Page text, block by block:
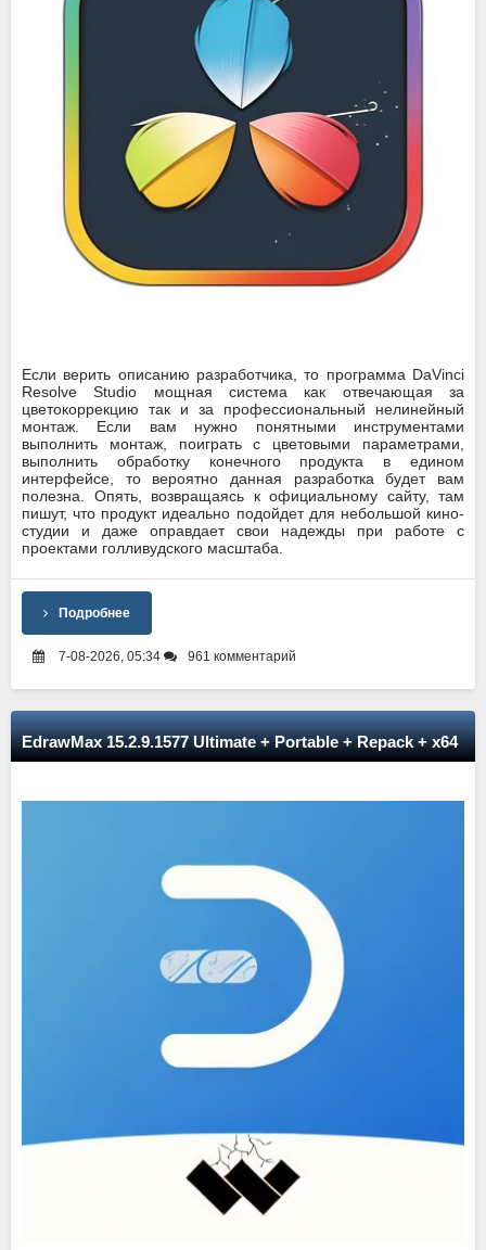
Если верить описанию разработчика, то программа DaVinci
Resolve Studio мощная система как отвечающая за
цветокоррекцию так и за профессиональный нелинейный
монтаж. Если вам нужно понятными инструментами
выполнить монтаж, поиграть с цветовыми параметрами,
выполнить обработку конечного продукта в едином
интерфейсе, то вероятно данная разработка будет вам
полезна. Опять, возвращаясь к официальному сайту, там
пишут, что продукт идеально подойдет для небольшой кино-
студии и даже оправдает свои надежды при работе с
проектами голливудского масштаба.
Подробнее
7-08-2026, 05:34 961 комментарий
EdrawMax 15.2.9.1577 Ultimate + Portable + Repack + x64